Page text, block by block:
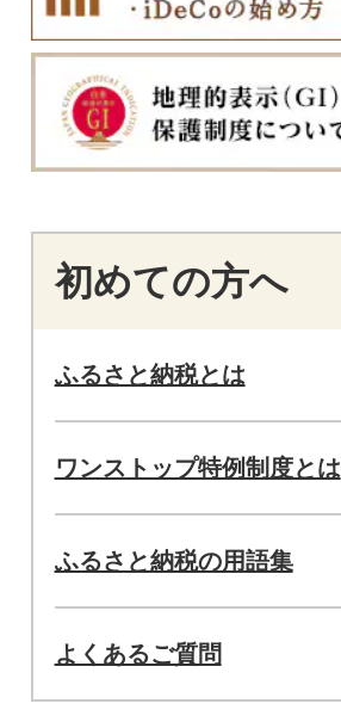
初めての方へ
ふるさと納税とは
ワンストップ特例制度とは
ふるさと納税の用語集
よくあるご質問